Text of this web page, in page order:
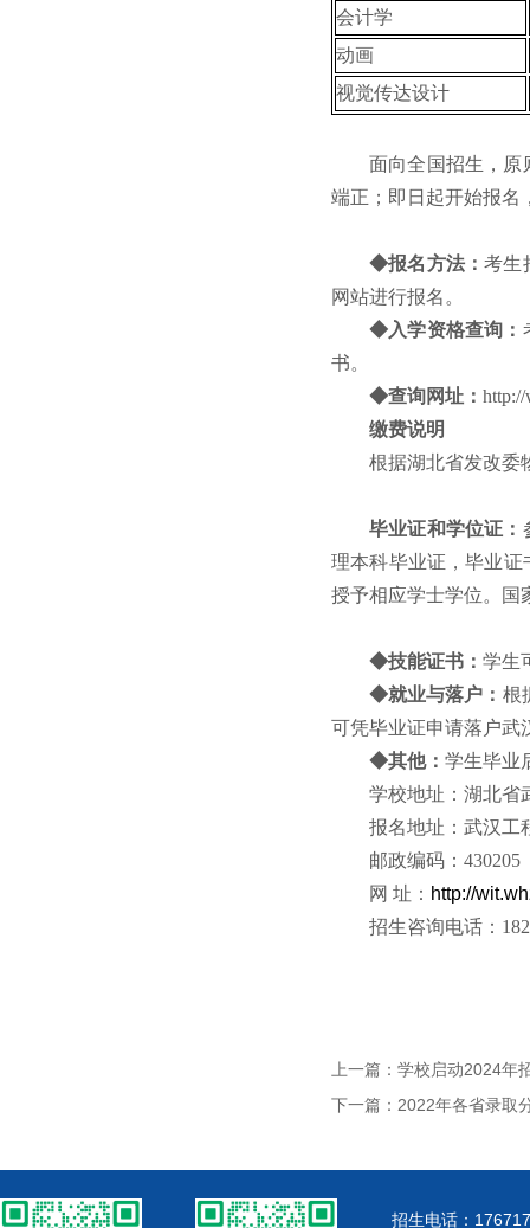
会计学
动画
视觉传达设计
面向全国招生，原
端正；即日起开始报名
◆报名方法：考生
网站进行报名。
◆入学资格查询：
书。
◆查询网址： http://
缴费说明
根据湖北省发改委
毕业证和学位证：
理本科毕业证，毕业
授予相应学士学位。国
◆技能证书： 学生
◆就业与落户： 根
可凭毕业证申请落户武
◆其他： 学生毕业
学校地址：湖北省
报名地址：武汉工
邮政编码：430205
网 址： http://
招生咨询电话：
上一篇：学校启动2024年
下一篇：2022年各省录取
招生电话：